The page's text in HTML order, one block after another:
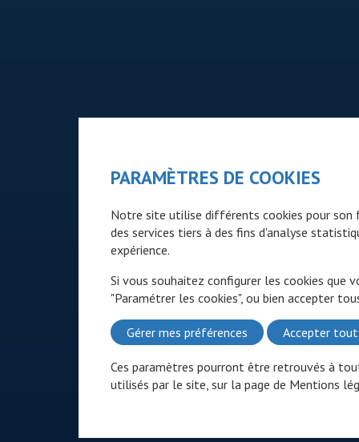
PARAMÈTRES DE COOKIES
Notre site utilise différents cookies pour son
des services tiers à des fins d'analyse
expérience.
Si vous souhaitez configurer les cookies que
"Paramétrer les cookies", ou bien accepter
Gérer mes préférences Accepter tout
Ces paramètres pourront être retrouvés à
utilisés par le site, sur la page de Mentions